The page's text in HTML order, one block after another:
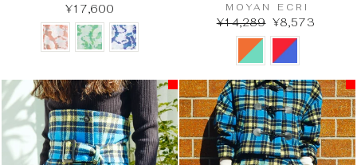
¥17,600 MOYAN ECRI
¥14,289 ¥8,573